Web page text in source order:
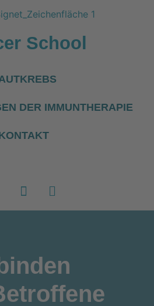
School
DER IMMUNTHERAPIE